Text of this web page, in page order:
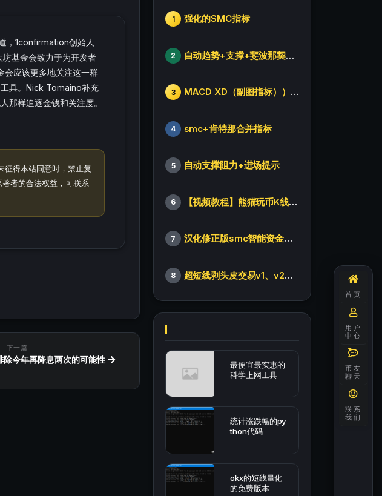
，1confirmation创始人
基金会致力于为开发者
会应该更多地关注这一群
具。Nick Tomaino补充
那样追逐金钱和关注度。
征得本站同意时，禁止复
者的合法权益，可联系
下一篇
除今年再降息两次的可能性
1 强化的SMC指标
2 自动趋势+支撑+斐波那契+箱体
3 MACD XD（副图指标））修改版
4 smc+肯特那合并指标
5 自动支撑阻力+进场提示
6 【视频教程】熊猫玩币K线后的秘密（全集）
7 汉化修正版smc智能资金订单指标
8 超短线剥头皮交易v1、v2版本
最便宜最实惠的
科学上网工具
统计涨跌幅的py
thon代码
okx的短线量化
的免费版本
首页
用户
中心
币友
聊天
联系
我们